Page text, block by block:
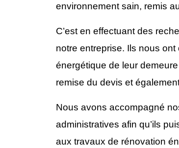
environnement sain, remis
C’est en effectuant des
notre entreprise. Ils nous
énergétique de leur
remise du devis et
Nous avons accompagné
administratives afin qu’ils
aux travaux de rénovation